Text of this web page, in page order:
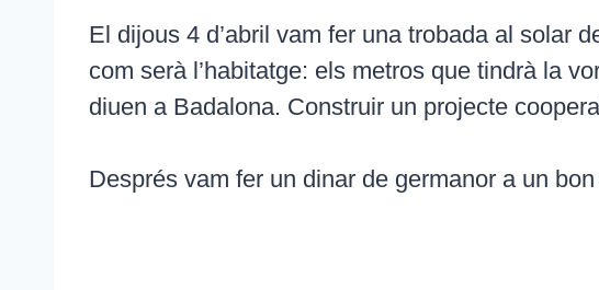
El dijous 4 d’abril vam fer una trobada al solar
com serà l’habitatge: els metros que tindrà la
diuen a Badalona. Construir un projecte
Després vam fer un dinar de germanor a un